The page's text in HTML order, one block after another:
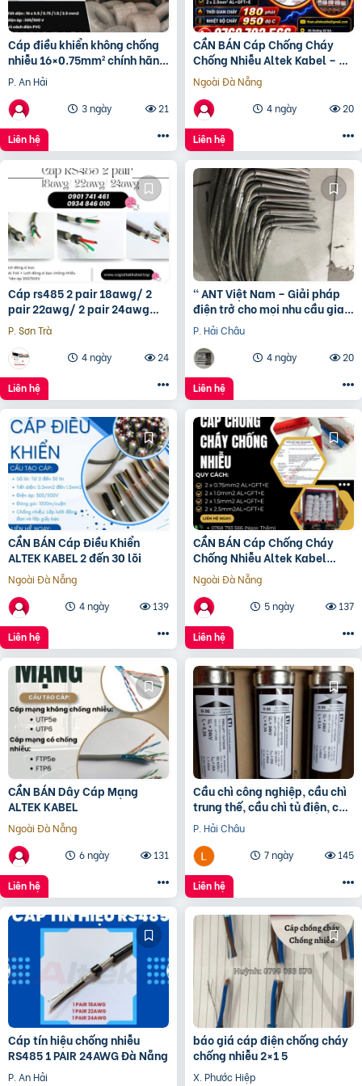
Cáp điều khiển không chống
nhiễu 16×0.75mm² chính hãng
Altek Kabel Đà Nẵng, Huế
P. An Hải
3 ngày
21
Liên hệ
CẦN BÁN Cáp Chống Cháy
Chống Nhiễu Altek Kabel – An
Toàn Tuyệt Đối
Ngoài Đà Nẵng
4 ngày
20
Liên hệ
Cáp rs485 2 pair 18awg/ 2
pair 22awg/ 2 pair 24awg
Altek Kabel
P. Sơn Trà
4 ngày
24
Liên hệ
“ ANT Việt Nam – Giải pháp
điện trở cho mọi nhu cầu gia
nhiệt.”
P. Hải Châu
4 ngày
20
Liên hệ
CẦN BÁN Cáp Điều Khiển
ALTEK KABEL 2 đến 30 lõi
Ngoài Đà Nẵng
4 ngày
139
Liên hệ
CẦN BÁN Cáp Chống Cháy
Chống Nhiễu Altek Kabel
NHIỆT ĐỘ CHÁY 950 độ C
Ngoài Đà Nẵng
5 ngày
137
Liên hệ
CẦN BÁN Dây Cáp Mạng
ALTEK KABEL
Ngoài Đà Nẵng
6 ngày
131
Liên hệ
Cầu chì công nghiệp, cầu chì
trung thế, cầu chì tủ điện, cầu
chì trạm biến áp, cầu chì tự
rơi
P. Hải Châu
7 ngày
145
Liên hệ
Cáp tín hiệu chống nhiễu
RS485 1 PAIR 24AWG Đà Nẵng
P. An Hải
báo giá cáp điện chống cháy
chống nhiễu 2×1 5
X. Phước Hiệp